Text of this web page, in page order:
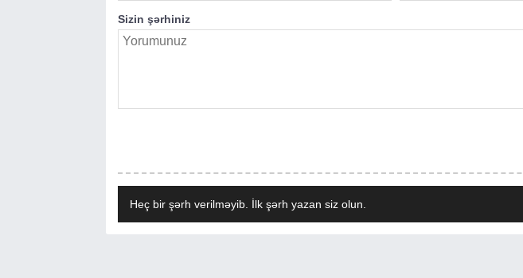
Sizin şərhiniz
Heç bir şərh verilməyib. İlk şərh yazan siz olun.